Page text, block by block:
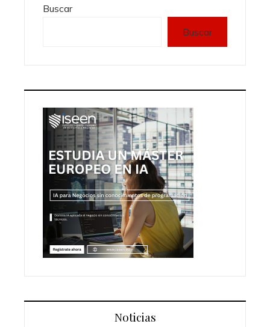
Buscar
Buscar
Noticias